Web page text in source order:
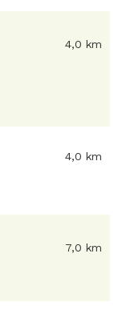
4,0 km
4,0 km
7,0 km